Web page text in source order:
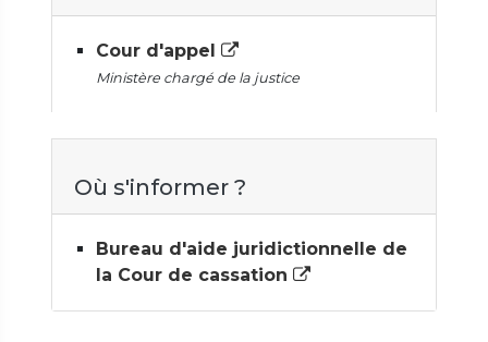
Cour d'appel
Ministère chargé de la justice
Où s'informer ?
Bureau d'aide juridictionnelle de
la Cour de cassation